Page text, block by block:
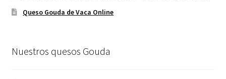
Queso Gouda de Vaca Online
Nuestros quesos Gouda